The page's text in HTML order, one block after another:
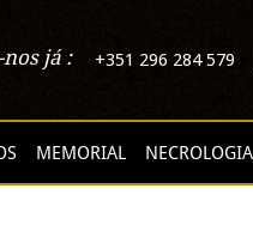
nos já : +351 296 284 579
MEMORIAL NECROLOGIA